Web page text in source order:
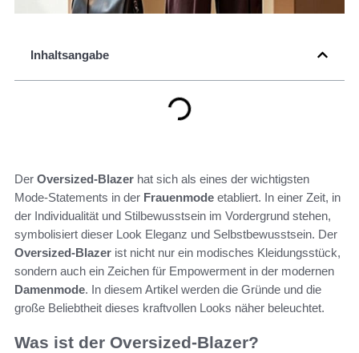
Inhaltsangabe
Der Oversized-Blazer hat sich als eines der wichtigsten
Mode-Statements in der Frauenmode etabliert. In einer Zeit, in
der Individualität und Stilbewusstsein im Vordergrund stehen,
symbolisiert dieser Look Eleganz und Selbstbewusstsein. Der
Oversized-Blazer ist nicht nur ein modisches Kleidungsstück,
sondern auch ein Zeichen für Empowerment in der modernen
Damenmode. In diesem Artikel werden die Gründe und die
große Beliebtheit dieses kraftvollen Looks näher beleuchtet.
Was ist der Oversized-Blazer?